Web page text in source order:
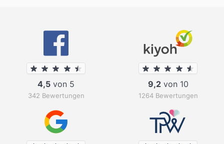
4,5 von 5
342 Bewertungen
9,2von 10
1264 Bewertungen